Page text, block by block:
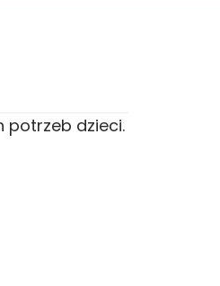
potrzeb dzieci.